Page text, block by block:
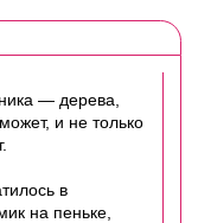
— дерева,
и не только
в
на пеньке,